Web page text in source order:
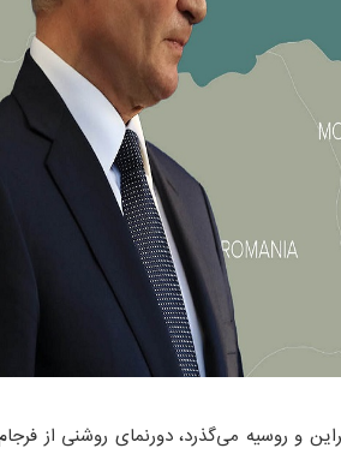
منازعه اوکراین و روسیه می‌گذرد، دورنمای روشنی از